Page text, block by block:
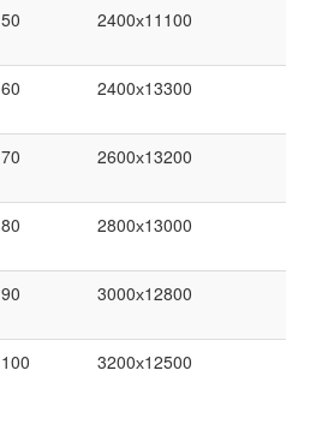
50 2400х11100
60 2400х13300
70 2600х13200
80 2800х13000
90 3000х12800
100 3200х12500